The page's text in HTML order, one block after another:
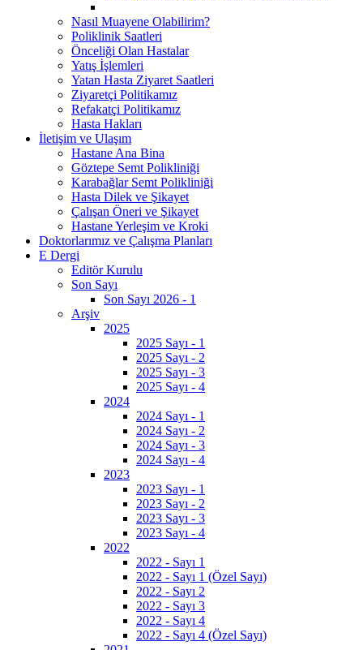
Nasıl Muayene Olabilirim?
Poliklinik Saatleri
Önceliği Olan Hastalar
Yatış İşlemleri
Yatan Hasta Ziyaret Saatleri
Ziyaretçi Politikamız
Refakatçi Politikamız
Hasta Hakları
İletişim ve Ulaşım
Hastane Ana Bina
Göztepe Semt Polikliniği
Karabağlar Semt Polikliniği
Hasta Dilek ve Şikayet
Çalışan Öneri ve Şikayet
Hastane Yerleşim ve Kroki
Doktorlarımız ve Çalışma Planları
E Dergi
Editör Kurulu
Son Sayı
Son Sayı 2026 - 1
Arşiv
2025
2025 Sayı - 1
2025 Sayı - 2
2025 Sayı - 3
2025 Sayı - 4
2024
2024 Sayı - 1
2024 Sayı - 2
2024 Sayı - 3
2024 Sayı - 4
2023
2023 Sayı - 1
2023 Sayı - 2
2023 Sayı - 3
2023 Sayı - 4
2022
2022 - Sayı 1
2022 - Sayı 1 (Özel Sayı)
2022 - Sayı 2
2022 - Sayı 3
2022 - Sayı 4
2022 - Sayı 4 (Özel Sayı)